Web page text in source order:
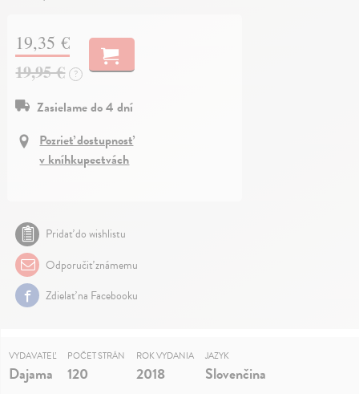
19,35 €
19,95 €
?
Zasielame do 4 dní
Pozrieť dostupnosť
v kníhkupectvách
Pridať do wishlistu
Odporučiť známemu
Zdielať na Facebooku
VYDAVATEĽ
Dajama
POČET STRÁN
120
ROK VYDANIA
2018
JAZYK
Slovenčina